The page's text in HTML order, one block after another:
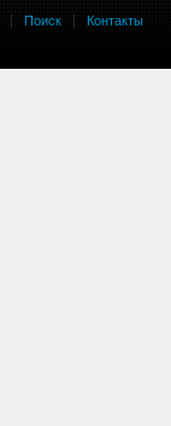
Поиск Контакты